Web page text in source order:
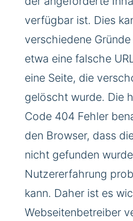
verfügbar ist. Dies
verschiedene
etwa eine falsche
eine Seite, die
gelöscht wurde. Die
Code 404 Fehler
den Browser, dass
nicht gefunden
Nutzererfahrung
kann. Daher ist es
Webseitenbetreiber